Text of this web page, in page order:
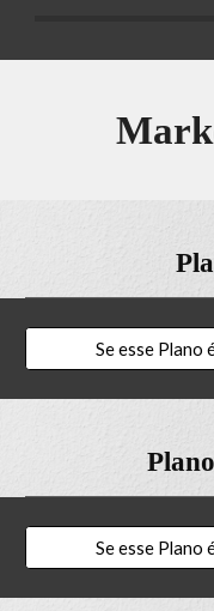
Se esse Plano
Se esse Plano